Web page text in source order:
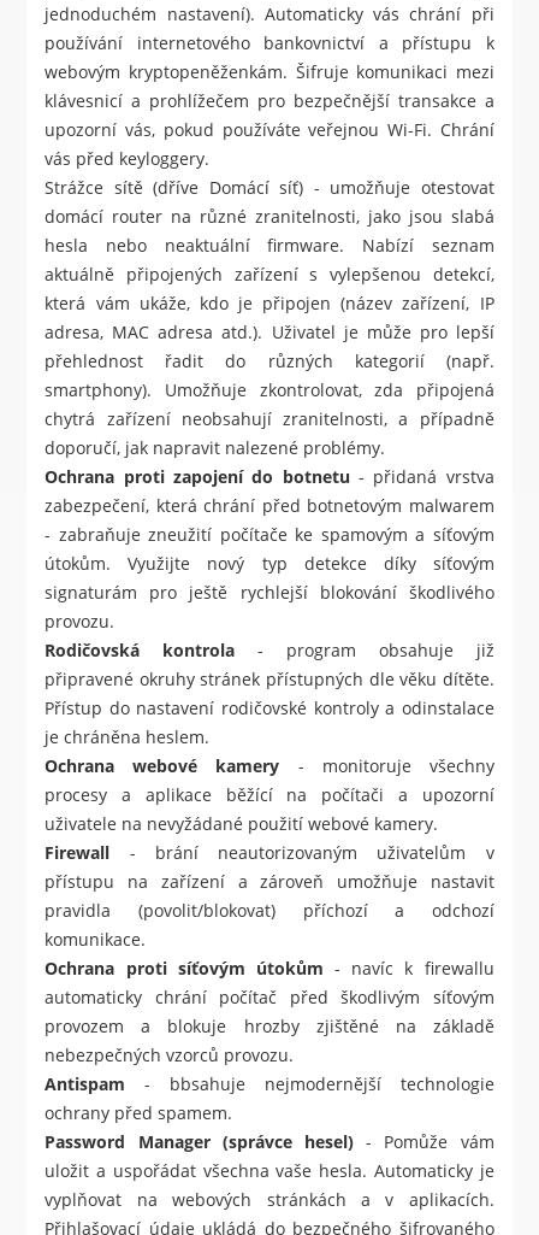
jednoduchém nastavení). Automaticky vás chrání při
používání internetového bankovnictví a přístupu k
webovým kryptopeněženkám. Šifruje komunikaci mezi
klávesnicí a prohlížečem pro bezpečnější transakce a
upozorní vás, pokud používáte veřejnou Wi-Fi. Chrání
vás před keyloggery.
Strážce sítě (dříve Domácí síť) - umožňuje otestovat
domácí router na různé zranitelnosti, jako jsou slabá
hesla nebo neaktuální firmware. Nabízí seznam
aktuálně připojených zařízení s vylepšenou detekcí,
která vám ukáže, kdo je připojen (název zařízení, IP
adresa, MAC adresa atd.). Uživatel je může pro lepší
přehlednost řadit do různých kategorií (např.
smartphony). Umožňuje zkontrolovat, zda připojená
chytrá zařízení neobsahují zranitelnosti, a případně
doporučí, jak napravit nalezené problémy.
Ochrana proti zapojení do botnetu - přidaná vrstva
zabezpečení, která chrání před botnetovým malwarem
- zabraňuje zneužití počítače ke spamovým a síťovým
útokům. Využijte nový typ detekce díky síťovým
signaturám pro ještě rychlejší blokování škodlivého
provozu.
Rodičovská kontrola - program obsahuje již
připravené okruhy stránek přístupných dle věku dítěte.
Přístup do nastavení rodičovské kontroly a odinstalace
je chráněna heslem.
Ochrana webové kamery - monitoruje všechny
procesy a aplikace běžící na počítači a upozorní
uživatele na nevyžádané použití webové kamery.
Firewall - brání neautorizovaným uživatelům v
přístupu na zařízení a zároveň umožňuje nastavit
pravidla (povolit/blokovat) příchozí a odchozí
komunikace.
Ochrana proti síťovým útokům - navíc k firewallu
automaticky chrání počítač před škodlivým síťovým
provozem a blokuje hrozby zjištěné na základě
nebezpečných vzorců provozu.
Antispam - bbsahuje nejmodernější technologie
ochrany před spamem.
Password Manager (správce hesel) - Pomůže vám
uložit a uspořádat všechna vaše hesla. Automaticky je
vyplňovat na webových stránkách a v aplikacích.
Přihlašovací údaje ukládá do bezpečného šifrovaného